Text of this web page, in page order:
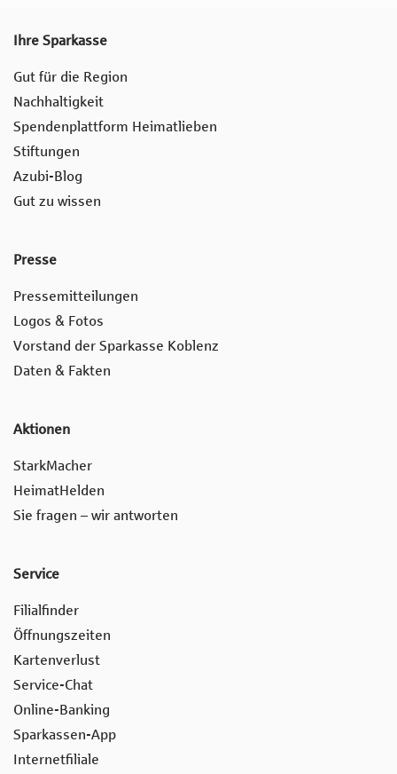
Ihre Sparkasse
Gut für die Region
Nachhaltigkeit
Spendenplattform Heimatlieben
Stiftungen
Azubi-Blog
Gut zu wissen
Presse
Pressemitteilungen
Logos & Fotos
Vorstand der Sparkasse Koblenz
Daten & Fakten
Aktionen
StarkMacher
HeimatHelden
Sie fragen – wir antworten
Service
Filialfinder
Öffnungszeiten
Kartenverlust
Service-Chat
Online-Banking
Sparkassen-App
Internetfiliale